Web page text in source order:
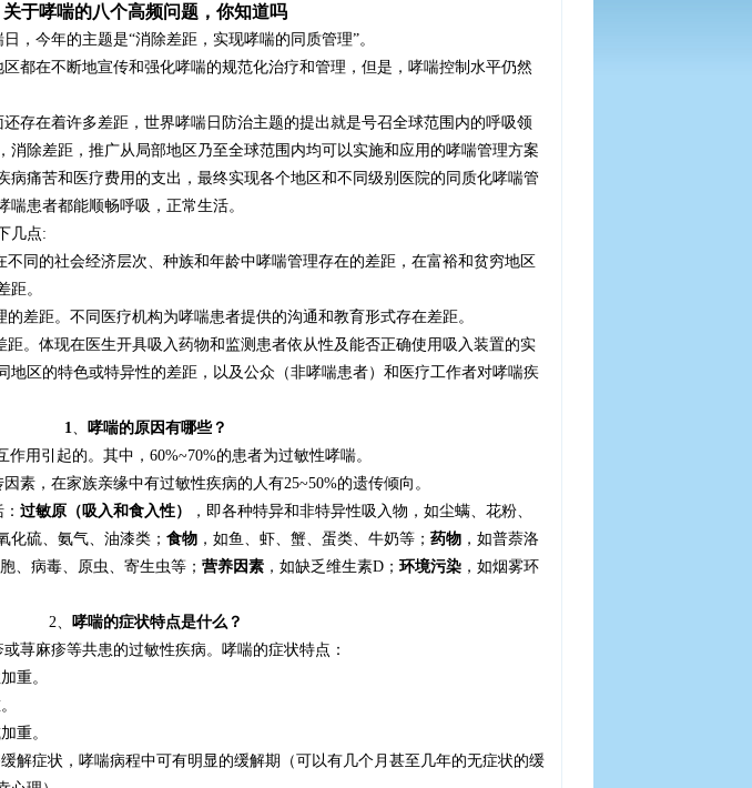
关于哮喘的八个高频问题，你知道吗
，今年的主题是“消除差距，实现哮喘的同质管理”。
都在不断地宣传和强化哮喘的规范化治疗和管理，但是，哮喘控制水平仍然
存在着许多差距，世界哮喘日防治主题的提出就是号召全球范围内的呼吸领
消除差距，推广从局部地区乃至全球范围内均可以实施和应用的哮喘管理方案
病痛苦和医疗费用的支出，最终实现各个地区和不同级别医院的同质化哮喘管
患者都能顺畅呼吸，正常生活。
几点:
同的社会经济层次、种族和年龄中哮喘管理存在的差距，在富裕和贫穷地区
距。
差距。不同医疗机构为哮喘患者提供的沟通和教育形式存在差距。
。体现在医生开具吸入药物和监测患者依从性及能否正确使用吸入装置的实
地区的特色或特异性的差距，以及公众（非哮喘患者）和医疗工作者对哮喘疾
1、 哮喘的原因有哪些？
作用引起的。其中，60%~70%的患者为过敏性哮喘。
素，在家族亲缘中有过敏性疾病的人有25~50%的遗传倾向。
：过敏原（吸入和食入性）
，即各种特异和非特异性吸入物，如尘螨、花粉、
化硫、氨气、油漆类； 食物，如鱼、虾、蟹、蛋类、牛奶等； 药物，如普萘洛
、病毒、原虫、寄生虫等； 营养因素，如缺乏维生素D； 环境污染，如烟雾环
2、 哮喘的症状特点是什么？
荨麻疹等共患的过敏性疾病。哮喘的症状特点：
重。
重。
解症状，哮喘病程中可有明显的缓解期（可以有几个月甚至几年的无症状的缓